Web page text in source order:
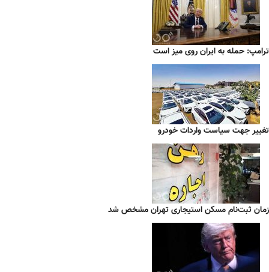
ترامپ: حمله به ایران روی میز است
تغییر جهت سیاست واردات خودرو
زمان ثبت‌نام مسکن استیجاری تهران مشخص شد